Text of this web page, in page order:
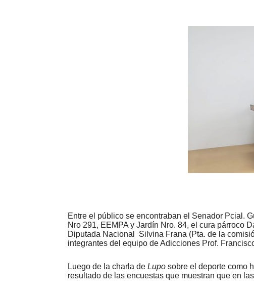
Entre el público se encontraban el Senador Pcial.
Nro 291, EEMPA y Jardín Nro. 84, el cura párroco
Diputada Nacional Silvina Frana (Pta. de la
integrantes del equipo de Adicciones Prof.
Luego de la charla deLupo sobre el deporte como
resultado de las encuestas que muestran que en